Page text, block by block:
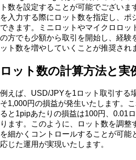
ト数を設定することが可能でござい
を入力する際にロット数を指定し、ポ
できます。ミニロットやマイクロロッ
の方でも少額から取引を開始し、経験
ット数を増やしていくことが推奨され
ロット数の計算方法と実
例えば、USD/JPYを1ロット取引する
そ1,000円の損益が発生いたします。
ると1pipあたりの損益は100円、0.01
ります。このように、ロット数を調整
を細かくコントロールすることが可能
応じた運用が実現いたします。